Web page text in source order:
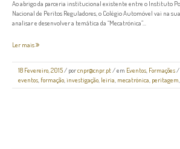
Ao abrigo da parceria institucional existente entre o Instituto
Nacional de Peritos Reguladores, o Colégio Automóvel vai na
analisar e desenvolver a temática da “Mecatrónica”...
Ler mais
18 Fevereiro, 2015/ porcnpr@cnpr.pt/ em Eventos, Formações/
eventos, formação,investigação, leiria, mecatrónica, peritagem,